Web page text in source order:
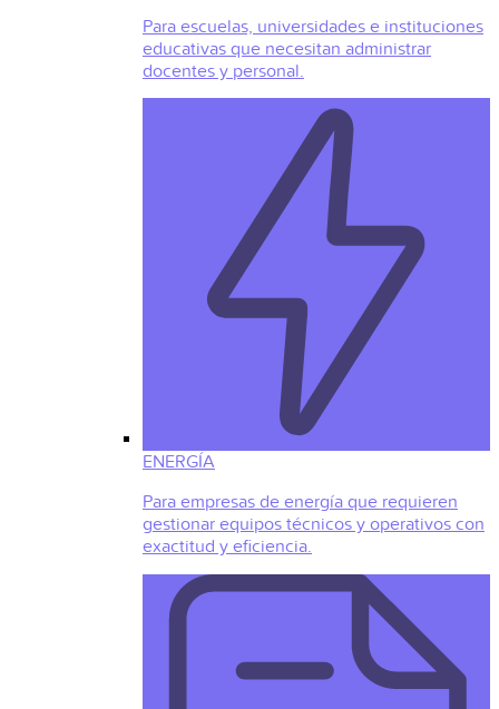
Para escuelas, universidades e instituciones
educativas que necesitan administrar
docentes y personal.
ENERGÍA
Para empresas de energía que requieren
gestionar equipos técnicos y operativos con
exactitud y eficiencia.